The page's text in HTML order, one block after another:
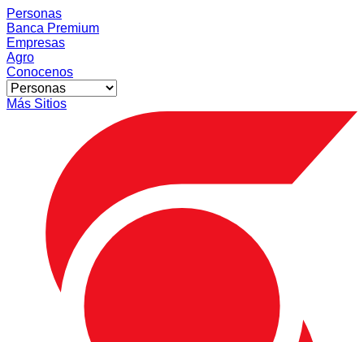
Personas
Banca Premium
Empresas
Agro
Conocenos
Más Sitios